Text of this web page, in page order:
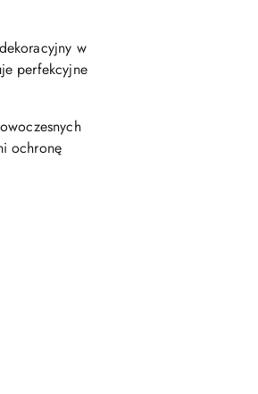
w
perfekcyjne
ochronę